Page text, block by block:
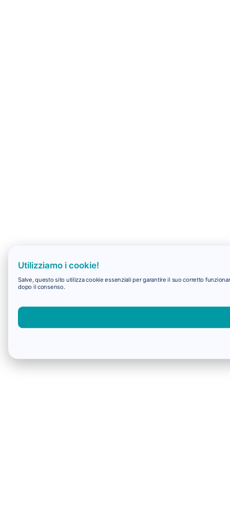
Utilizziamo i cookie!
Salve, questo sito utilizza cookie essenziali per garantire il suo corretto
dopo il consenso.